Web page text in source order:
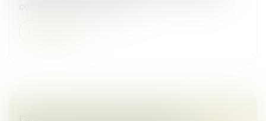
communs pour réaliser un a...